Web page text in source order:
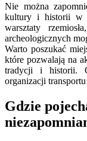
Nie można
kultury i historii w
warsztaty
archeologicznych
Warto poszukać
które pozwalają na
tradycji i historii.
organizacji
Gdzie